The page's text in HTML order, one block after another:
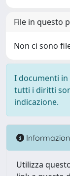
File in questo
Non ci sono
I documenti
tutti i diritti
indicazione.
Utilizza